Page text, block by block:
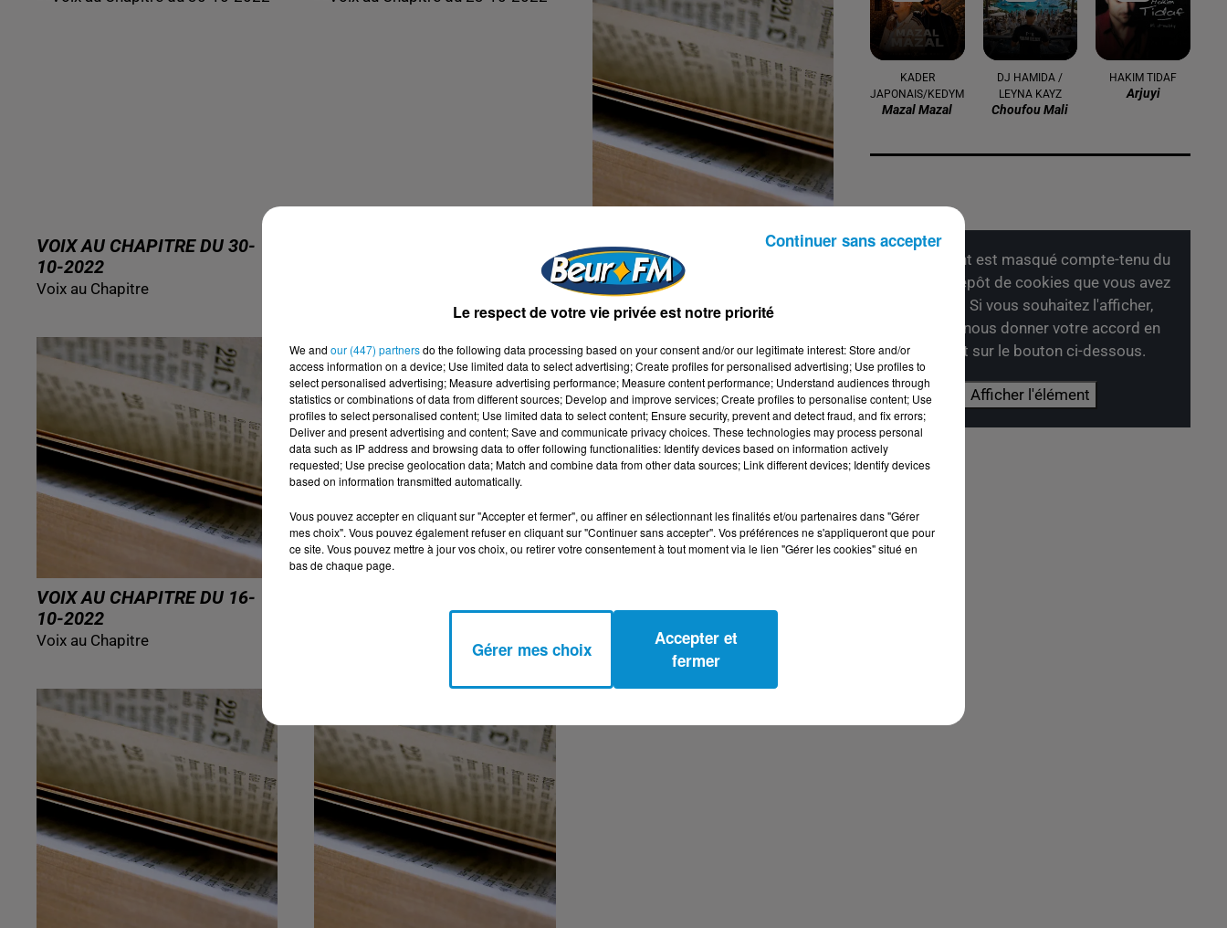
VOIX AU CHAPITRE DU 30-
10-2022
Voix au Chapitre
VOIX AU CHAPITRE DU 23-
10-2022
Voix au Chapitre
VOIX AU CHAPITRE DU 16-
10-2022
Voix au Chapitre
10-2022
Voix au Chapitre
KADER
JAPONAIS/KEDYM
Mazal Mazal
DJ HAMIDA /
LEYNA KAYZ
Choufou Mali
HAKIM TIDAF
Arjuyi
Cet élément est masqué compte-tenu du
refus du dépôt de cookies que vous avez
exprimé. Si vous souhaitez l'afficher,
merci de nous donner votre accord en
cliquant sur le bouton ci-dessous.
Afficher l'élément
Le respect de votre vie privée est notre priorité
We and our (447) partnersdo the following data processing based on your consent and/or our legitimate interest: Store and/or
access information on a device; Use limited data to select advertising; Create profiles for personalised advertising; Use profiles to
select personalised advertising; Measure advertising performance; Measure content performance; Understand audiences through
statistics or combinations of data from different sources; Develop and improve services; Create profiles to personalise content; Use
profiles to select personalised content; Use limited data to select content; Ensure security, prevent and detect fraud, and fix errors;
Deliver and present advertising and content; Save and communicate privacy choices. These technologies may process personal
data such as IP address and browsing data to offer following functionalities: Identify devices based on information actively
requested; Use precise geolocation data; Match and combine data from other data sources; Link different devices; Identify devices
based on information transmitted automatically.
Vous pouvez accepter en cliquant sur "Accepter et fermer", ou affiner en sélectionnant les finalités et/ou partenaires dans "Gérer
mes choix". Vous pouvez également refuser en cliquant sur "Continuer sans accepter". Vos préférences ne s'appliqueront que pour
ce site. Vous pouvez mettre à jour vos choix, ou retirer votre consentement à tout moment via le lien "Gérer les cookies" situé en
bas de chaque page.
Gérer mes choix
Accepter et
fermer
Continuer sans accepter